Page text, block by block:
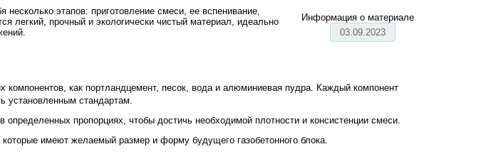
Информация о материале
03.09.2023
несколько этапов: приготовление смеси, ее вспенивание,
легкий, прочный и экологически чистый материал, идеально
компонентов, как портландцемент, песок, вода и алюминиевая пудра. Каждый компонент
установленным стандартам.
пропорциях, чтобы достичь необходимой плотности и консистенции смеси.
имеют желаемый размер и форму будущего газобетонного блока.